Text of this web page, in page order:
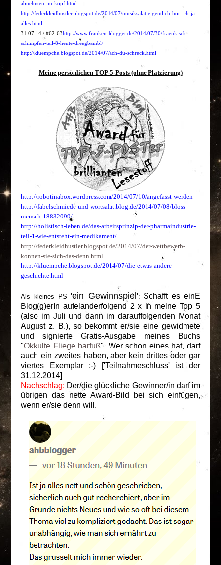
abnehmen-im-kopf.html
http://federkleidhustler.blogspot.de/2014/07/musiksalat-eigentlich-hor-ich-ja-
alles.html
31.07.14 / #62-63http://www.franken-blogger.de/2014/07/30/fraenkisch-
schimpfen-teil-8-heute-dreegbambl/
http://kluempche.blogspot.de/2014/07/ach-du-schreck.html
Meine persönlichen TOP-5-Posts (ohne Platzierung)
http://robotinabox.wordpress.com/2014/07/10/angefasst-werden
http://fabelschmiede-und-wortsalat.blog.de/2014/07/08/bloss-
mensch-18832099/
http://holistisch-leben.de/das-arbeitsprinzip-der-pharmaindustrie-
teil-1-wie-entsteht-ein-medikament/
http://federkleidhustler.blogspot.de/2014/07/der-wettbewerb-
konnen-sie-sich-das-denn.html
http://kluempche.blogspot.de/2014/07/die-etwas-andere-
geschichte.html
Als kleines PS 'ein Gewinnspiel': Schafft es einE
Blog(g)erIn aufeianderfolgend 2 x in meine Top 5
(also im Juli und dann im darauffolgenden Monat
August z. B.), so bekommt er/sie eine gewidmete
und signierte Gratis-Ausgabe meines Buchs
"Okkulte Fliege barfuß". Wer schon eines hat, darf
auch ein zweites haben, aber kein drittes oder gar
viertes Exemplar ;-) ['Teilnahmeschluss' ist der
31.12.2014]
Nachschlag: Der/die glückliche Gewinner/in darf im
übrigen das nette Award-Bild bei sich einfügen,
wenn er/sie denn will.